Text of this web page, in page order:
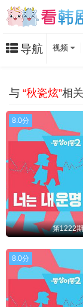
导航 视频
与 “秋瓷炫”相
8.0分
第1222期
8.0分